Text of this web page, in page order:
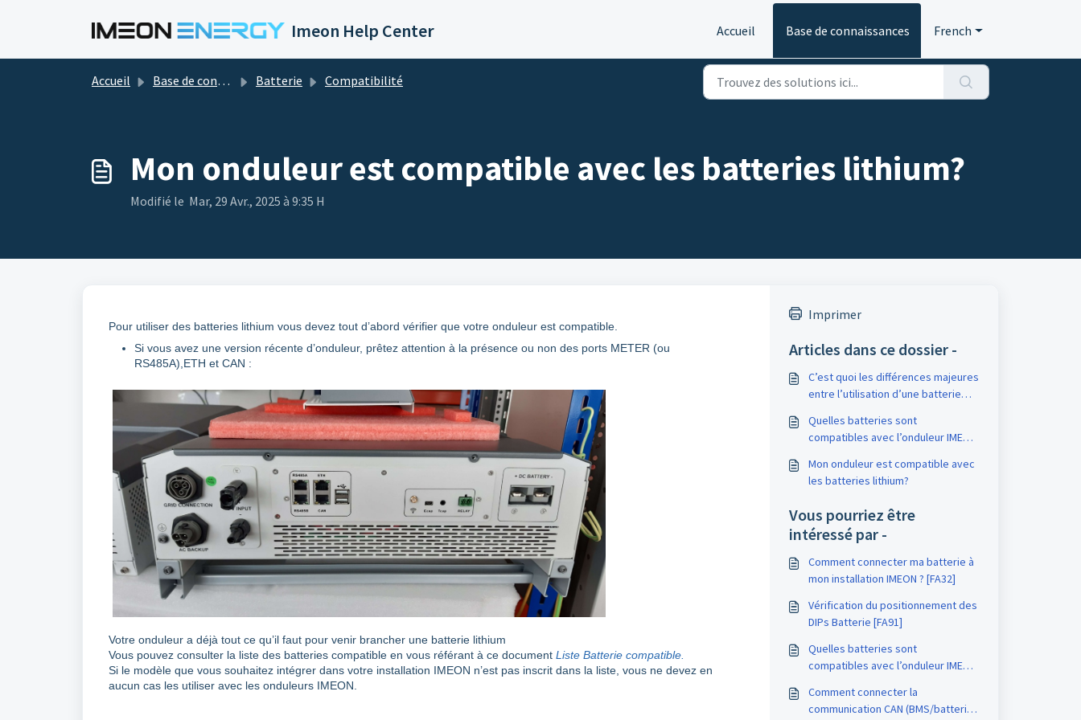
Imeon Help Center Accueil Base de connaissances French
Accueil Base de connaissances Batterie Compatibilité
Mon onduleur est compatible avec les batteries lithium?
Modifié le Mar, 29 Avr., 2025 à 9:35 H
Pour utiliser des batteries lithium vous devez tout d’abord vérifier que votre onduleur est compatible.
Si vous avez une version récente d’onduleur, prêtez attention à la présence ou non des ports METER (ou
RS485A),ETH et CAN :
Votre onduleur a déjà tout ce qu’il faut pour venir brancher une batterie lithium
Vous pouvez consulter la liste des batteries compatible en vous référant à ce document Liste Batterie compatible
Si le modèle que vous souhaitez intégrer dans votre installation IMEON n’est pas inscrit dans la liste, vous ne devez en
aucun cas les utiliser avec les onduleurs IMEON.
Imprimer
Articles dans ce dossier -
C’est quoi les différences majeures
entre l’utilisation d’une batterie
? [FA36]
Quelles batteries sont
compatibles avec l’onduleur IMEON
Mon onduleur est compatible avec
les batteries lithium?
Vous pourriez être
intéressé par -
Comment connecter ma batterie à
mon installation IMEON ? [FA32]
Vérification du positionnement des
DIPs Batterie [FA91]
Quelles batteries sont
compatibles avec l’onduleur IMEON
Comment connecter la
communication CAN (BMS/batterie)